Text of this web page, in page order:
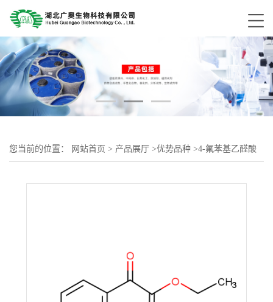
您当前的位置： 网站首页 > 产品展厅 >优势品种 >4-氟苯基乙醛酸